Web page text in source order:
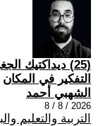
(25) ديداكتيك
التفكير في المكان
الشهبي أحمد
2026 / 8 / 8
التربية والتعليم